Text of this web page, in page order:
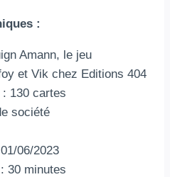
:
Amann, le jeu
et Vik chez Editions 404
130 cartes
société
06/2023
30 minutes